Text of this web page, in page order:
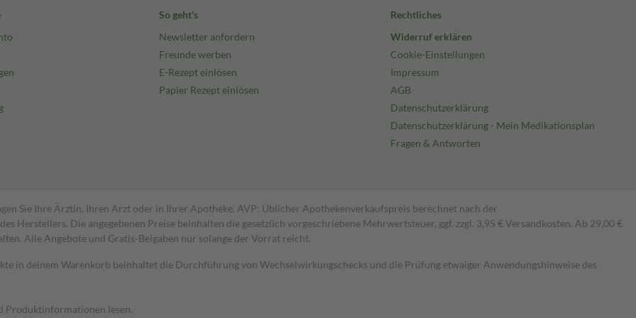
So geht's
Newsletter anfordern
Freunde werben
E-Rezept einlösen
Papier Rezept einlösen
Rechtliches
Widerruf erklären
Cookie-Einstellungen
Impressum
AGB
Datenschutzerklärung
Datenschutzerklärung - Mein Medikationsplan
Fragen & Antworten
Sie Ihre Ärztin, Ihren Arzt oder in Ihrer Apotheke. AVP: Üblicher Apothekenverkaufspreis berechnet nach der
Die angegebenen Preise beinhalten die gesetzlich vorgeschriebene Mehrwertsteuer, ggf. zzgl. 3,95 € Versandkosten. Ab 29,00 €
Alle Angebote und Gratis-Beigaben nur solange der Vorrat reicht.
in deinem Warenkorb beinhaltet die Durchführung von Wechselwirkungschecks und die Prüfung etwaiger Anwendungshinweise des
Produktinformationen lesen.